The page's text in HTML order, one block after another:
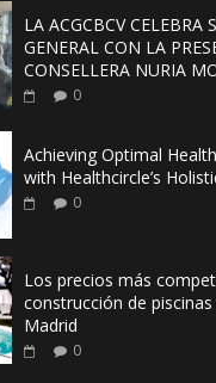
LA ACGCBCV CELEBRA
GENERAL CON LA
CONSELLERA NURIA
0
Achieving Optimal
with Healthcircle’s
0
Los precios más
construcción de
Madrid
0